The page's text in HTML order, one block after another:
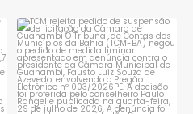
TCM rejeita pedido de
suspensão de licitação da...
1 0